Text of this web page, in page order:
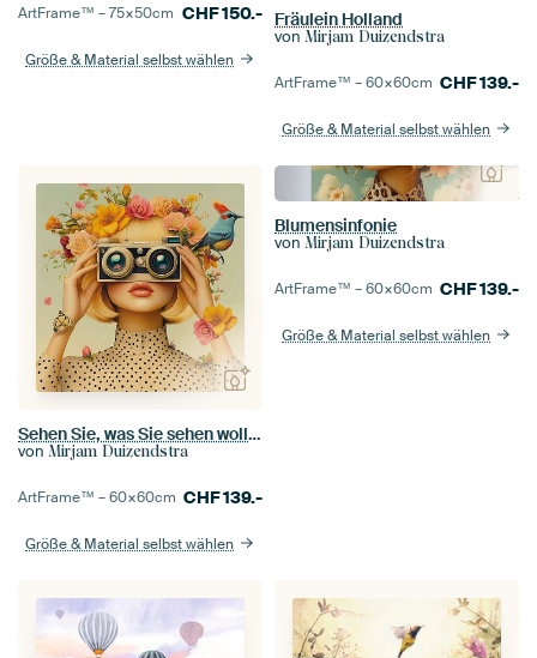
ArtFrame™ –75×50cm CHF150.-
Größe & Material selbst wählen
Fräulein Holland
von Mirjam Duizendstra
ArtFrame™ –60×60cm CHF139.-
Größe & Material selbst wählen
Sehen Sie, was Sie sehen wollen
von Mirjam Duizendstra
ArtFrame™ –60×60cm CHF139.-
Größe & Material selbst wählen
Blumensinfonie
von Mirjam Duizendstra
ArtFrame™ –60×60cm CHF139.-
Größe & Material selbst wählen